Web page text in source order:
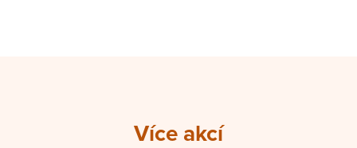
Více akcí